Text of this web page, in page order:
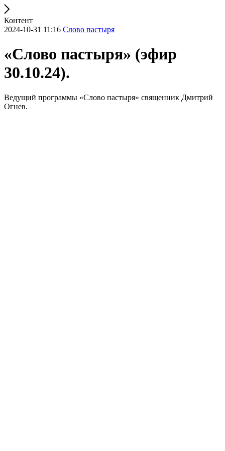
Контент
2024-10-31 11:16 Слово пастыря
«Слово пастыря» (эфир
30.10.24).
Ведущий программы «Слово пастыря» священник Дмитрий
Огнев.